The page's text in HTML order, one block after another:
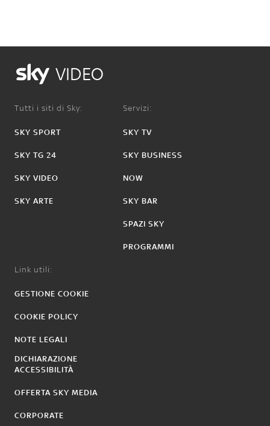
VIDEO
Tutti i siti di Sky:
SKY SPORT
SKY TG 24
SKY VIDEO
SKY ARTE
Servizi:
SKY TV
SKY BUSINESS
NOW
SKY BAR
SPAZI SKY
PROGRAMMI
Link utili:
GESTIONE COOKIE
COOKIE POLICY
NOTE LEGALI
DICHIARAZIONE
ACCESSIBILITÀ
OFFERTA SKY MEDIA
CORPORATE